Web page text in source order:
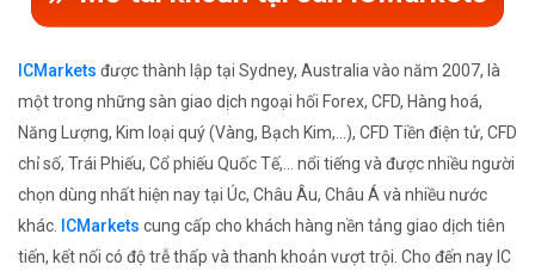
ICMarkets được thành lập tại Sydney, Australia vào năm 2007, là
một trong những sàn giao dịch ngoại hối Forex, CFD, Hàng hoá,
Năng Lượng, Kim loại quý (Vàng, Bạch Kim,...), CFD Tiền điện tử, CFD
chỉ số, Trái Phiếu, Cổ phiếu Quốc Tế,... nổi tiếng và được nhiều người
chọn dùng nhất hiện nay tại Úc, Châu Âu, Châu Á và nhiều nước
khác.
ICMarkets cung cấp cho khách hàng nền tảng giao dịch tiên
tiến, kết nối có độ trễ thấp và thanh khoản vượt trội. Cho đến nay IC